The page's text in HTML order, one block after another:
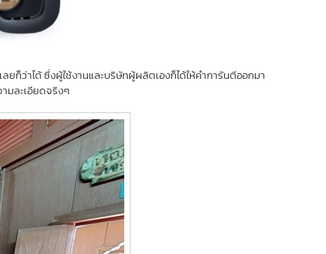
ว่าได้ ซึ่งผู้ใช้งานและบริษัทผู้ผลิตเองก็ได้ให้คำการันตีออกมา
มละเอียดจริงๆ